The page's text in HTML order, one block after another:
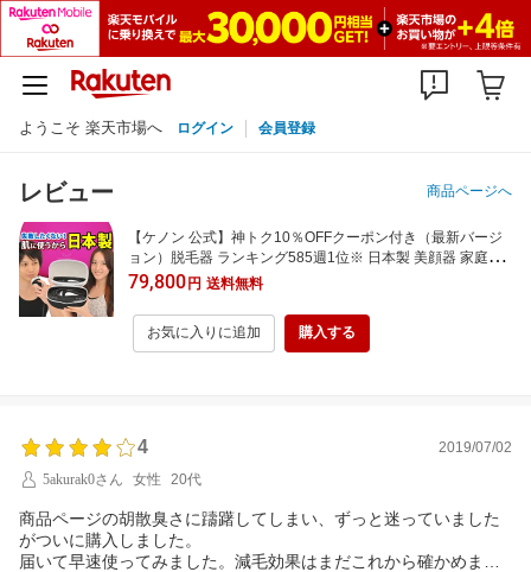
ようこそ 楽天市場へ ログイン 会員登録
レビュー 商品ページへ
【ケノン 公式】神トク10％OFFクーポン付き（最新バージ
ョン）脱毛器 ランキング585週1位※ 日本製 美顔器 家庭用
ムダ毛処理 ヒゲ ボディ メンズ レディース アンダーヘア レ
ーザー 髭 光美容器 脱毛器ケノン公式 VIO 光脱毛器 口コミ I
PL 介護 ※詳細ペ-ジ※9
79,800円 送料無料
お気に入りに追加 購入する
4
2019/07/02
5akurak0さん
女性 20代
商品ページの胡散臭さに躊躇してしまい、ずっと迷っていました
がついに購入しました。
届いて早速使ってみました。減毛効果はまだこれから確かめます